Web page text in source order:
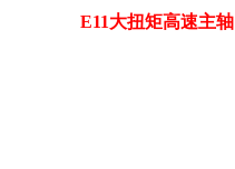
E11大扭矩高速主轴